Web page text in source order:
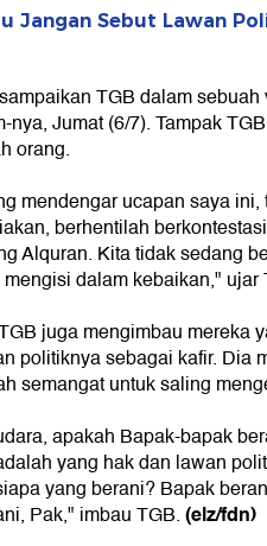
Jangan Sebut Lawan
TGB dalam
nya, Jumat (6/7). Tampak
orang.
mendengar ucapan saya ini,
berhentilah
Alquran. Kita tidak sedang
dalam kebaikan," ujar
juga mengimbau mereka
politiknya sebagai kafir. Dia
semangat untuk saling
apakah Bapak-bapak
yang hak dan lawan
yang berani? Bapak
Pak," imbau TGB.(elz/fdn)